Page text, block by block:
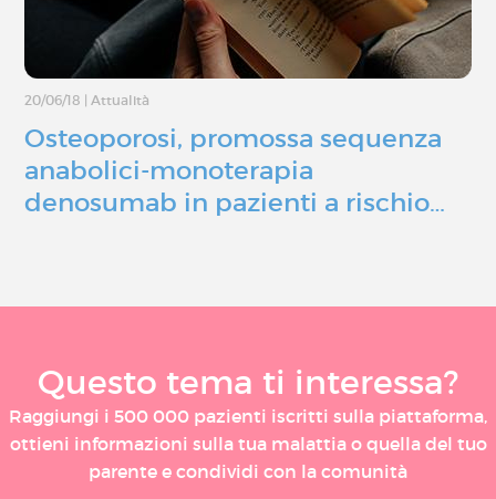
20/06/18 Attualità
Osteoporosi, promossa sequenza
anabolici-monoterapia
denosumab in pazienti a rischio…
Questo tema ti interessa?
Raggiungi i 500 000 pazienti iscritti sulla piattaforma,
ottieni informazioni sulla tua malattia o quella del tuo
parente e condividi con la comunità